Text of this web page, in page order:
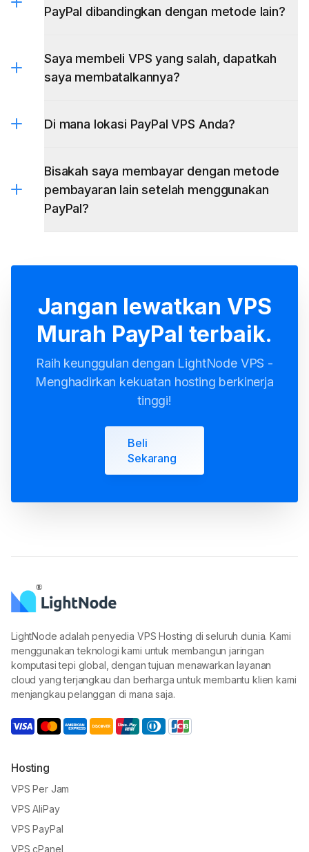
PayPal dibandingkan dengan metode lain?
Saya membeli VPS yang salah, dapatkah
saya membatalkannya?
Di mana lokasi PayPal VPS Anda?
Bisakah saya membayar dengan metode
pembayaran lain setelah menggunakan
PayPal?
Jangan lewatkan VPS
Murah PayPal terbaik.
Raih keunggulan dengan LightNode VPS -
Menghadirkan kekuatan hosting berkinerja
tinggi!
Beli
Sekarang
LightNode adalah penyedia VPS Hosting di seluruh dunia. Kami
menggunakan teknologi kami untuk membangun jaringan
komputasi tepi global, dengan tujuan menawarkan layanan
cloud yang terjangkau dan berharga untuk membantu klien kami
menjangkau pelanggan di mana saja.
Hosting
VPS Per Jam
VPS AliPay
VPS PayPal
VPS cPanel